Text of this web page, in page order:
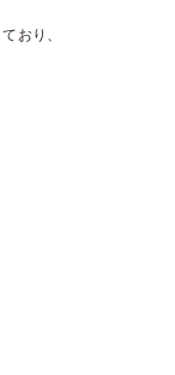
おり、